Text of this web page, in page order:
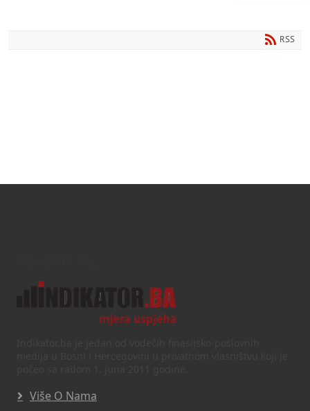
RSS
Više O Nama